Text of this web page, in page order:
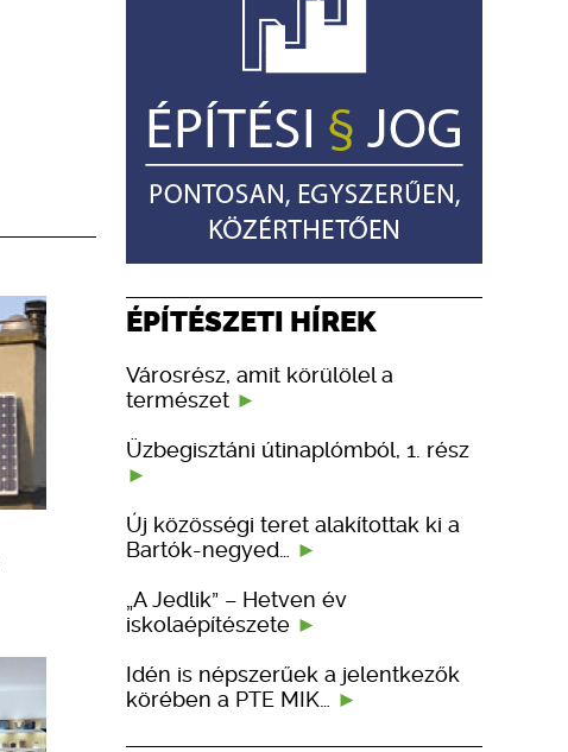
ÉPÍTÉSZETI HÍREK
Városrész, amit körülölel a
természet
Üzbegisztáni útinaplómból, 1. rész
Új közösségi teret alakítottak ki a
Bartók-negyed…
„A Jedlik” – Hetven év
iskolaépítészete
Idén is népszerűek a jelentkezők
körében a PTE MIK…